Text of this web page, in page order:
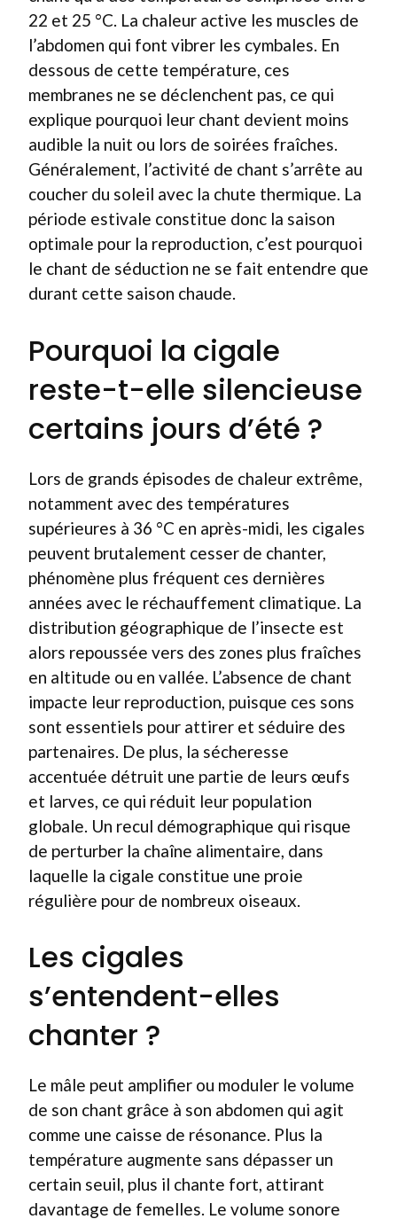
22 et 25 °C. La chaleur active les muscles de
l’abdomen qui font vibrer les cymbales. En
dessous de cette température, ces
membranes ne se déclenchent pas, ce qui
explique pourquoi leur chant devient moins
audible la nuit ou lors de soirées fraîches.
Généralement, l’activité de chant s’arrête au
coucher du soleil avec la chute thermique. La
période estivale constitue donc la saison
optimale pour la reproduction, c’est pourquoi
le chant de séduction ne se fait entendre que
durant cette saison chaude.
Pourquoi la cigale
reste-t-elle silencieuse
certains jours d’été ?
Lors de grands épisodes de chaleur extrême,
notamment avec des températures
supérieures à 36 °C en après-midi, les cigales
peuvent brutalement cesser de chanter,
phénomène plus fréquent ces dernières
années avec le réchauffement climatique. La
distribution géographique de l’insecte est
alors repoussée vers des zones plus fraîches
en altitude ou en vallée. L’absence de chant
impacte leur reproduction, puisque ces sons
sont essentiels pour attirer et séduire des
partenaires. De plus, la sécheresse
accentuée détruit une partie de leurs œufs
et larves, ce qui réduit leur population
globale. Un recul démographique qui risque
de perturber la chaîne alimentaire, dans
laquelle la cigale constitue une proie
régulière pour de nombreux oiseaux.
Les cigales
s’entendent-elles
chanter ?
Le mâle peut amplifier ou moduler le volume
de son chant grâce à son abdomen qui agit
comme une caisse de résonance. Plus la
température augmente sans dépasser un
certain seuil, plus il chante fort, attirant
davantage de femelles. Le volume sonore